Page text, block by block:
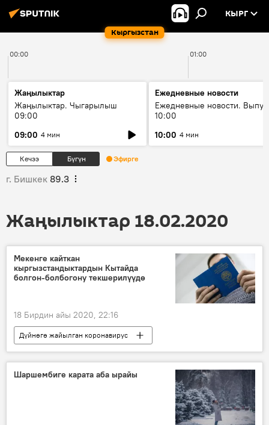
Кыргызстан
КЫРГ
00:00 01:00
Жаңылыктар
Жаңылыктар. Чыгарылыш
09:00
09:00 4 мин
Ежедневные новости
Ежедневные новости.
10:00
10:00 4 мин
Кечээ Бүгүн Эфирге
г. Бишкек 89.3
Жаңылыктар 18.02.2020
Мекенге кайткан
кыргызстандыктардын Кытайда
болгон-болбогону текшерилүүдө
18 Бирдин айы 2020, 22:16
Дүйнөгө жайылган коронавирус
Жаңылыктар
Коом
Кыргызстан
Азия
Коронавируска байланыштуу Кыргызстандагы кырдаал
Шаршембиге карата аба ырайы